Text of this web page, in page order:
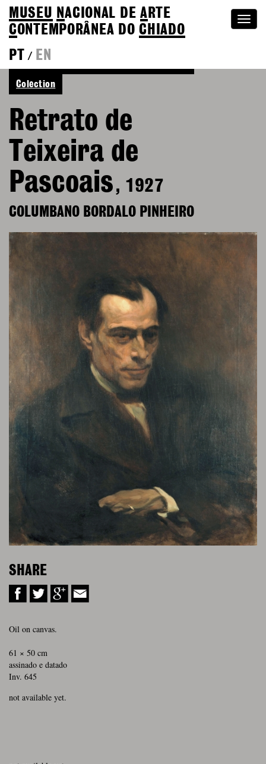
MUSEU NACIONAL DEA RTE
CONTEMPORÂNEA DOCHIADO
PT
/ EN
Colection
Retrato de
Teixeira de
Pascoais , 1927
COLUMBANO BORDALO PINHEIRO
SHARE
Oil on canvas.
61 × 50 cm
assinado e datado
Inv. 645
not available yet.